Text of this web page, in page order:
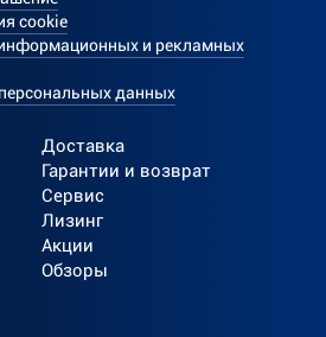
cookie
и рекламных
данных
Доставка
Гарантии и возврат
Сервис
Лизинг
Акции
Обзоры